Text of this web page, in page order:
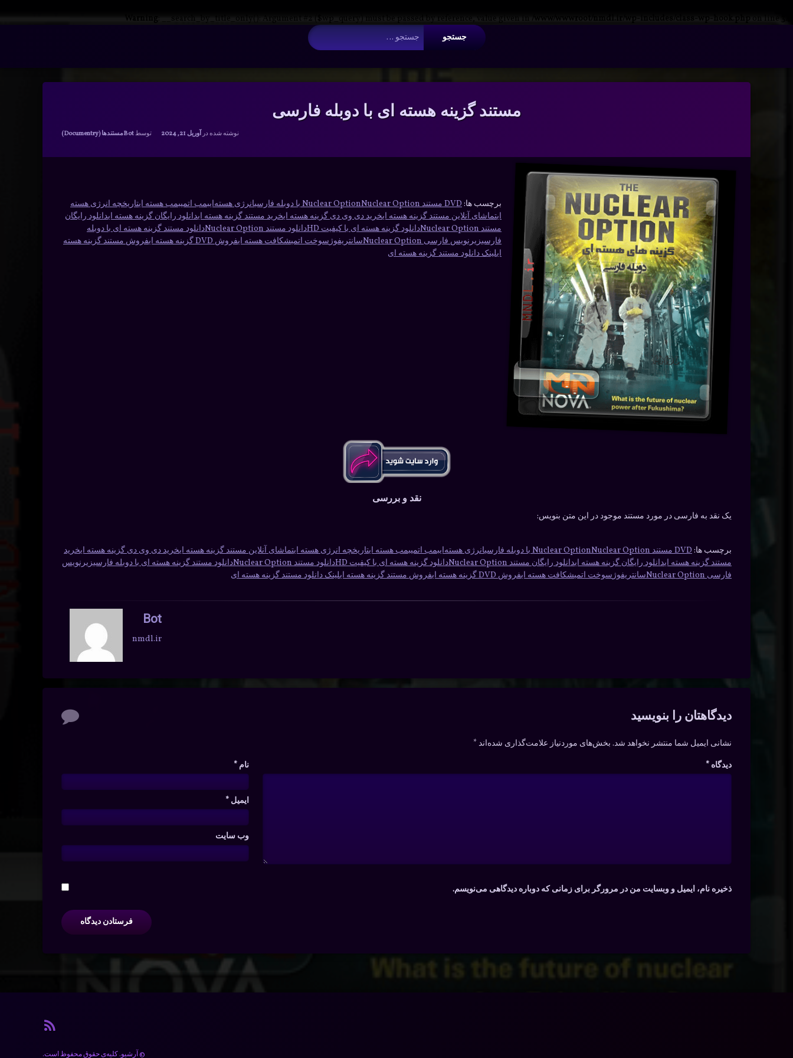
جستجو برای:
مستند گزینه هسته ای با دوبله فارسی
نوشته شده درآوریل 21, 2024 توسطBotدسته بندی ها:
مستندها (Documentry)
برچسب ها:DVD مستند Nuclear Option Nuclear Option با دوبله فارسی انرژی هسته‌ایبمب اتمیبمب هسته ایتاریخچه انرژی هسته
ایتماشای آنلاین مستند گزینه هسته ایخرید دی وی دی گزینه هسته ایخرید مستند گزینه هسته ایدانلود رایگان گزینه هسته ایدانلود رایگان
مستند Nuclear Option
دانلود گزینه هسته ای با کیفیت HD دانلود مستند Nuclear Option
دانلود مستند گزینه هسته ای با دوبله
فارسیزیرنویس فارسی Nuclear Option سانتریفوژسوخت اتمیشکافت هسته ایفروش DVD گزینه هسته ای
فروش مستند گزینه هسته
ایلینک دانلود مستند گزینه هسته ای
نقد و بررسی
یک نقد به فارسی در مورد مستند موجود در این متن بنویس:
برچسب ها:DVD مستند Nuclear Option Nuclear Option با دوبله فارسی انرژی هسته‌ایبمب اتمیبمب هسته ایتاریخچه انرژی هسته ایتماشای آنلاین مستند گزینه هسته ایخرید دی وی دی گزینه هسته ایخرید
مستند گزینه هسته ایدانلود رایگان گزینه هسته ایدانلود رایگان مستند Nuclear Option دانلود گزینه هسته ای با کیفیت HD دانلود مستند Nuclear Option دانلود مستند گزینه هسته ای با دوبله فارسیزیرنویس
فارسی Nuclear Option
سانتریفوژسوخت اتمیشکافت هسته ایفروش DVD گزینه هسته ای فروش مستند گزینه هسته ایلینک دانلود مستند گزینه هسته ای
Bot
nmdl.ir
دیدگاه‌ها
دیدگاهتان را بنویسید
نشانی ایمیل شما منتشر نخواهد شد. بخش‌های موردنیاز علامت‌گذاری شده‌اند*
دیدگاه * نام *
ایمیل *
وب‌ سایت
ذخیره نام، ایمیل و وبسایت من در مرورگر برای زمانی که دوباره دیدگاهی می‌نویسم.
آر اس
© آرشیو. کلیه‌ی حقوق محفوظ است.